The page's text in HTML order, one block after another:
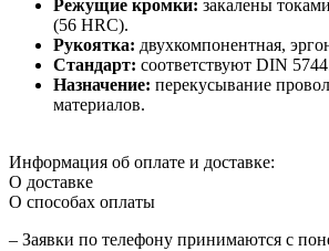
Режущие кромки: закалены
(56 HRC).
Рукоятка: двухкомпонентная,
Стандарт: соответствуют DIN
Назначение: перекусывание
материалов.
Информация об оплате и доставке:
О доставке
О способах оплаты
– Заявки по телефону принимаются с